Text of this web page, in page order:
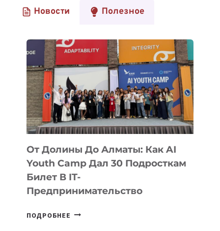
Новости Полезное
От Долины До Алматы: Как AI
Youth Camp Дал 30 Подросткам
Билет В IT-
Предпринимательство
ПОДРОБНЕЕ ОТ